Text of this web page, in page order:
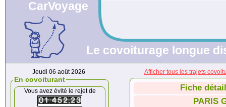
CarVoyage
Le covoiturage longue
Jeudi 06 août 2026
En covoiturant
Vous avez évité le rejet de
Afficher tous les trajets
Fiche
PARIS